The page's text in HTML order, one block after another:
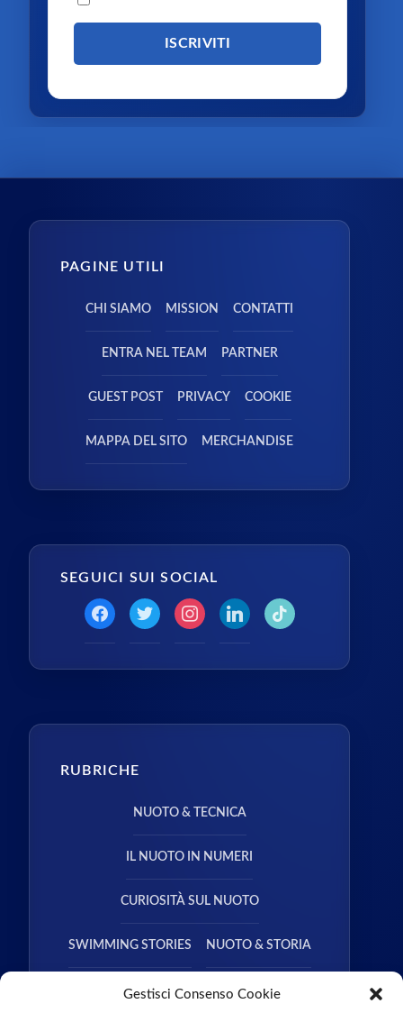
Gestisci Consenso Cookie
PAGINE UTILI
CHI SIAMO MISSION CONTATTI
ENTRA NEL TEAM PARTNER
GUEST POST PRIVACY COOKIE
MAPPA DEL SITO MERCHANDISE
SEGUICI SUI SOCIAL
RUBRICHE
NUOTO & TECNICA
IL NUOTO IN NUMERI
CURIOSITÀ SUL NUOTO
SWIMMING STORIES NUOTO & STORIA
NUOTO & SALUTE